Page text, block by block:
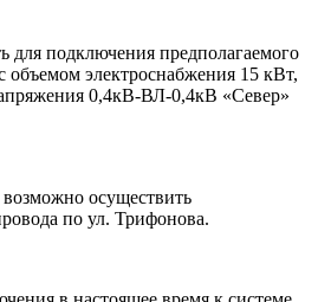
для подключения предполагаемого
объемом электроснабжения 15 кВт,
0,4кВ-ВЛ-0,4кВ «Север»
осуществить
по ул. Трифонова.